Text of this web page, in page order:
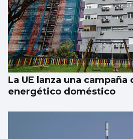
La UE lanza una campaña
energético doméstico